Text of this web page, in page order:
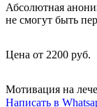
Абсолютная
не смогут быть
Цена от 2200 руб.
Мотивация на
Написать в